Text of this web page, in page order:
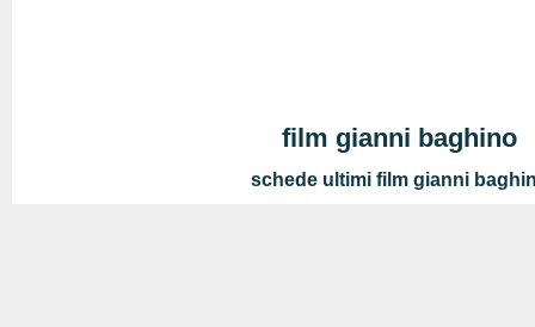
film gianni baghino
schede ultimi film gianni